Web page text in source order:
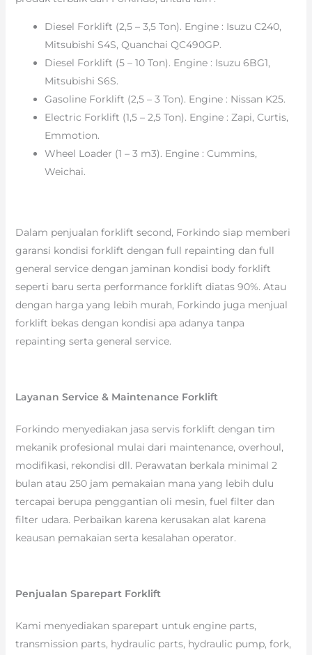
Diesel Forklift (2,5 – 3,5 Ton). Engine : Isuzu C240,
Mitsubishi S4S, Quanchai QC490GP.
Diesel Forklift (5 – 10 Ton). Engine : Isuzu 6BG1,
Mitsubishi S6S.
Gasoline Forklift (2,5 – 3 Ton). Engine : Nissan K25.
Electric Forklift (1,5 – 2,5 Ton). Engine : Zapi, Curtis,
Emmotion.
Wheel Loader (1 – 3 m3). Engine : Cummins,
Weichai.
Dalam penjualan forklift second, Forkindo siap memberi
garansi kondisi forklift dengan full repainting dan full
general service dengan jaminan kondisi body forklift
seperti baru serta performance forklift diatas 90%. Atau
dengan harga yang lebih murah, Forkindo juga menjual
forklift bekas dengan kondisi apa adanya tanpa
repainting serta general service.
Layanan Service & Maintenance Forklift
Forkindo menyediakan jasa servis forklift dengan tim
mekanik profesional mulai dari maintenance, overhoul,
modifikasi, rekondisi dll. Perawatan berkala minimal 2
bulan atau 250 jam pemakaian mana yang lebih dulu
tercapai berupa penggantian oli mesin, fuel filter dan
filter udara. Perbaikan karena kerusakan alat karena
keausan pemakaian serta kesalahan operator.
Penjualan Sparepart Forklift
Kami menyediakan sparepart untuk engine parts,
transmission parts, hydraulic parts, hydraulic pump, fork,